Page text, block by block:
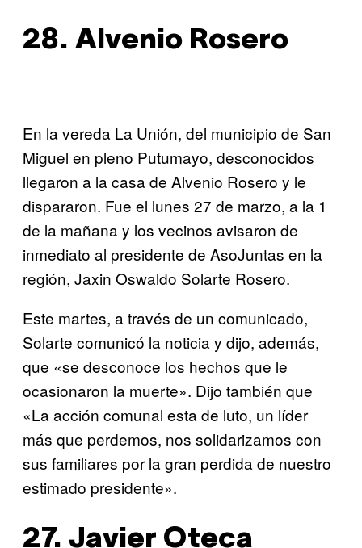
28. Alvenio Rosero
En la vereda La Unión, del municipio de San
Miguel en pleno Putumayo, desconocidos
llegaron a la casa de Alvenio Rosero y le
dispararon. Fue el lunes 27 de marzo, a la 1
de la mañana y los vecinos avisaron de
inmediato al presidente de AsoJuntas en la
región, Jaxin Oswaldo Solarte Rosero.
Este martes, a través de un comunicado,
Solarte comunicó la noticia y dijo, además,
que «se desconoce los hechos que le
ocasionaron la muerte». Dijo también que
«La acción comunal esta de luto, un líder
más que perdemos, nos solidarizamos con
sus familiares por la gran perdida de nuestro
estimado presidente».
27. Javier Oteca